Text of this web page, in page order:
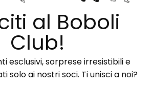
al Boboli
Club!
esclusivi, sorprese irresistibili e
solo ai nostri soci. Ti unisci a noi?